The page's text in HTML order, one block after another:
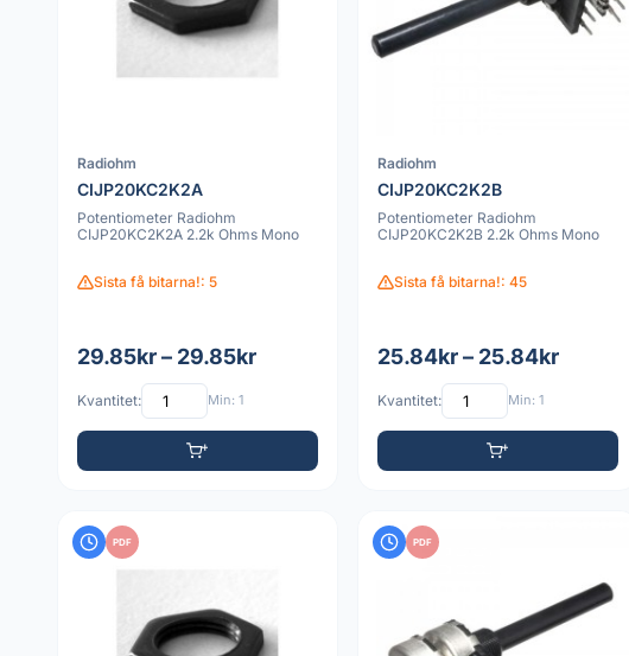
Radiohm
CIJP20KC2K2A
Potentiometer Radiohm
CIJP20KC2K2A 2.2k Ohms Mono
Sista få bitarna!: 5
29.85kr – 29.85kr
Kvantitet: Min: 1
Radiohm
CIJP20KC2K2B
Potentiometer Radiohm
CIJP20KC2K2B 2.2k Ohms Mono
Sista få bitarna!: 45
25.84kr – 25.84kr
Kvantitet: Min: 1
PDF PDF